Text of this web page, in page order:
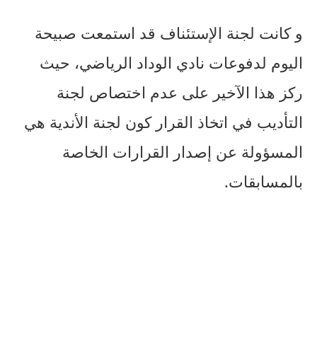
و كانت لجنة الإستئناف قد استمعت صبيحة
اليوم لدفوعات نادي الوداد الرياضي، حيث
ركز هذا الآخير على عدم اختصاص لجنة
التأديب في اتخاذ القرار كون لجنة الأندية هي
المسؤولة عن إصدار القرارات الخاصة
بالمسابقات.